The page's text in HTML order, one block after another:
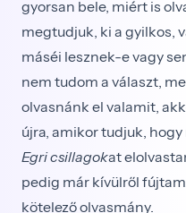
gyorsan bele, miért is
megtudjuk, ki a gyilkos,
máséi lesznek-e vagy
nem tudom a választ,
olvas­nánk el valamit,
újra, amikor tudjuk, hogy
Egri csil­lagokat
pedig már kívülről
kötelező olvas­mány.